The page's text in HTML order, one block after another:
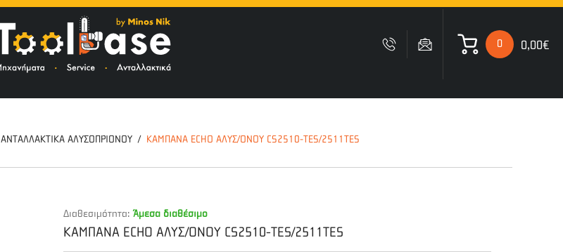
0 0,00€
ΑΝΤΑΛΛΑΚΤΙΚΑ ΑΛΥΣΟΠΡΙΟΝΟΥ ΚΑΜΠΑΝΑ ECHO ΑΛΥΣ/ΟΝΟΥ CS2510-TES/2511TES
Διαθεσιμότητα: Άμεσα διαθέσιμο
ΚΑΜΠΑΝΑ ECHO ΑΛΥΣ/ΟΝΟΥ CS2510-TES/2511TES